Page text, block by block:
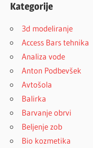
Kategorije
3d modeliranje
Access Bars tehnika
Analiza vode
Anton Podbevšek
Avtošola
Balirka
Barvanje obrvi
Beljenje zob
Bio kozmetika